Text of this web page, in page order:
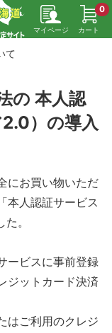
マイページ カート
0
て
の 本人認
）の導入
にお買い物いただ
本人認証サービス
。
ービスに事前登録
ジットカード決済
はご利用のクレジ